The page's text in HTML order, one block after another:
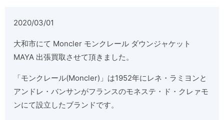
2020/03/01
大和市にて Moncler モンクレール ダウンジャケット
MAYA 出張買取させて頂きました。
「モンクレール(Moncler)」は1952年にレネ・ラミヨンと
アンドレ・バンサンがフランスのモネステ・ド・クレァモ
ンにて設立したブランドです。